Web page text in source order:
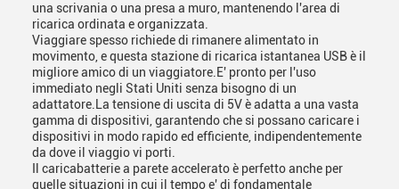
una scrivania o una presa a muro, mantenendo l'area di
ricarica ordinata e organizzata.
Viaggiare spesso richiede di rimanere alimentato in
movimento, e questa stazione di ricarica istantanea USB è il
migliore amico di un viaggiatore.E' pronto per l'uso
immediato negli Stati Uniti senza bisogno di un
adattatore.La tensione di uscita di 5V è adatta a una vasta
gamma di dispositivi, garantendo che si possano caricare i
dispositivi in modo rapido ed efficiente, indipendentemente
da dove il viaggio vi porti.
Il caricabatterie a parete accelerato è perfetto anche per
quelle situazioni in cui il tempo e' di fondamentale